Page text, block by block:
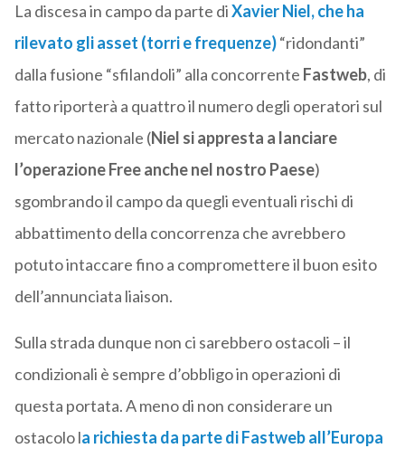
La discesa in campo da parte diXavier Niel, che ha
rilevato gli asset (torri e frequenze)“ridondanti”
dalla fusione “sfilandoli” alla concorrente Fastweb, di
fatto riporterà a quattro il numero degli operatori sul
mercato nazionale (Niel si appresta a lanciare
l’operazione Free anche nel nostro Paese)
sgombrando il campo da quegli eventuali rischi di
abbattimento della concorrenza che avrebbero
potuto intaccare fino a compromettere il buon esito
dell’annunciata liaison.
Sulla strada dunque non ci sarebbero ostacoli – il
condizionali è sempre d’obbligo in operazioni di
questa portata. A meno di non considerare un
ostacolo la richiesta da parte diFastweball’Europa